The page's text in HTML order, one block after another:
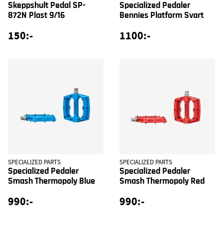
Skeppshult Pedal SP-
872N Plast 9/16
150:-
Specialized Pedaler
Bennies Platform Svart
1100:-
SPECIALIZED PARTS
Specialized Pedaler
Smash Thermopoly Blue
990:-
SPECIALIZED PARTS
Specialized Pedaler
Smash Thermopoly Red
990:-